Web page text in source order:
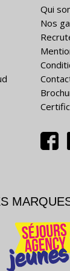
Qui
Nos